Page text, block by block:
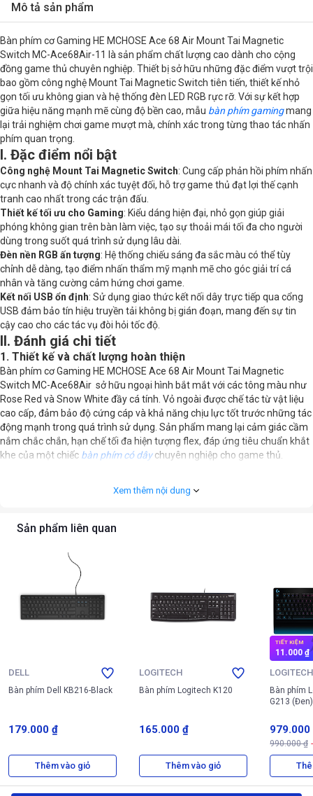
Nhu cầu Gaming
Cấu hình chi tiết
Đèn RGB
Kiểu switch Mount Tai Magnetic Switch
Mô tả sản phẩm
Bàn phím cơ Gaming HE MCHOSE Ace 68 Air Mount Tai Magnetic
Switch MC-Ace68Air-11 là sản phẩm chất lượng cao dành cho cộng
đồng game thủ chuyên nghiệp. Thiết bị sở hữu những đặc điểm vượt trội
bao gồm công nghệ Mount Tai Magnetic Switch tiên tiến, thiết kế nhỏ
gọn tối ưu không gian và hệ thống đèn LED RGB rực rỡ. Với sự kết hợp
giữa hiệu năng mạnh mẽ cùng độ bền cao, mẫu bàn phím gamingmang
lại trải nghiệm chơi game mượt mà, chính xác trong từng thao tác nhấn
phím quan trọng.
I. Đặc điểm nổi bật
Công nghệ Mount Tai Magnetic Switch: Cung cấp phản hồi phím nhấn
cực nhanh và độ chính xác tuyệt đối, hỗ trợ game thủ đạt lợi thế cạnh
tranh cao nhất trong các trận đấu.
Thiết kế tối ưu cho Gaming: Kiểu dáng hiện đại, nhỏ gọn giúp giải
phóng không gian trên bàn làm việc, tạo sự thoải mái tối đa cho người
dùng trong suốt quá trình sử dụng lâu dài.
Đèn nền RGB ấn tượng: Hệ thống chiếu sáng đa sắc màu có thể tùy
chỉnh dễ dàng, tạo điểm nhấn thẩm mỹ mạnh mẽ cho góc giải trí cá
nhân và tăng cường cảm hứng chơi game.
Kết nối USB ổn định: Sử dụng giao thức kết nối dây trực tiếp qua cổng
USB đảm bảo tín hiệu truyền tải không bị gián đoạn, mang đến sự tin
cậy cao cho các tác vụ đòi hỏi tốc độ.
II. Đánh giá chi tiết
1. Thiết kế và chất lượng hoàn thiện
Bàn phím cơ Gaming HE MCHOSE Ace 68 Air Mount Tai Magnetic
Switch MC-Ace68Air sở hữu ngoại hình bắt mắt với các tông màu như
Rose Red và Snow White đầy cá tính. Vỏ ngoài được chế tác từ vật liệu
cao cấp, đảm bảo độ cứng cáp và khả năng chịu lực tốt trước những tác
động mạnh trong quá trình sử dụng. Sản phẩm mang lại cảm giác cầm
nắm chắc chắn, hạn chế tối đa hiện tượng flex, đáp ứng tiêu chuẩn khắt
khe của một chiếc bàn phím có dâychuyên nghiệp cho game thủ.
Xem thêm nội dung
Sản phẩm liên quan
DELL
Bàn phím Dell KB216-Black
179.000 ₫
Thêm vào giỏ
LOGITECH
Bàn phím Logitech K120
165.000 ₫
Thêm vào giỏ
TIẾT KIỆM
11.000 ₫
LOGITECH
Bàn phím
G213
979.000
990.000 ₫